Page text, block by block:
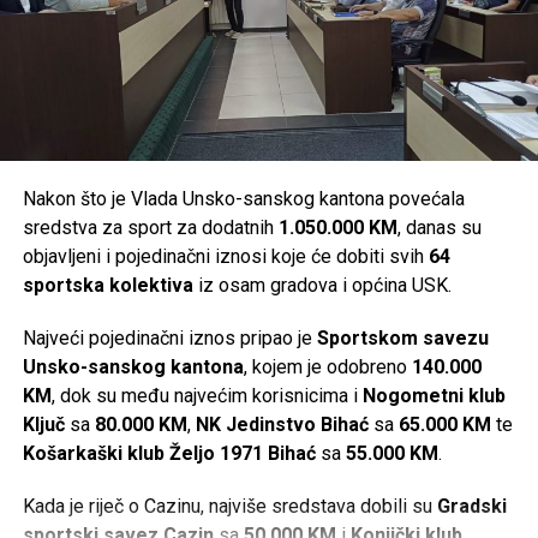
Mail
Nakon što je Vlada Unsko-sanskog kantona povećala
sredstva za sport za dodatnih 1.050.000 KM, danas su
objavljeni i pojedinačni iznosi koje će dobiti svih 64
sportska kolektivaiz osam gradova i općina USK.
Najveći pojedinačni iznos pripao je Sportskom savezu
Unsko-sanskog kantona, kojem je odobreno 140.000
KM, dok su među najvećim korisnicima i Nogometni klub
Ključsa 80.000 KM, NK Jedinstvo Bihaćsa 65.000 KM te
Košarkaški klub Željo 1971 Bihaćsa 55.000 KM.
Kada je riječ o Cazinu, najviše sredstava dobili su Gradski